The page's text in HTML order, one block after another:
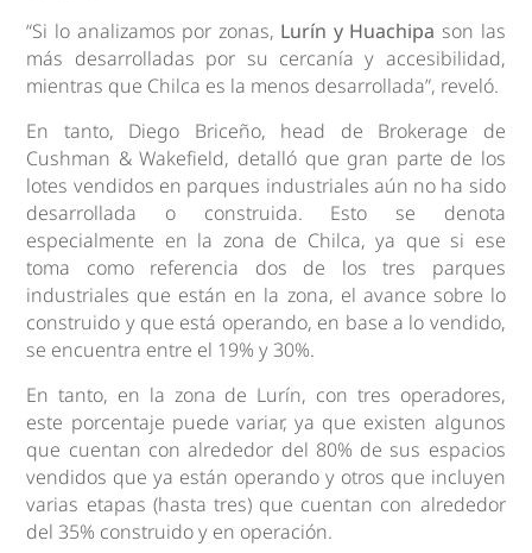
“Si lo analizamos por zonas, Lurín y Huachipason las
más desarrolladas por su cercanía y accesibilidad,
mientras que Chilca es la menos desarrollada”, reveló.
En tanto, Diego Briceño, head de Brokerage de
Cushman & Wakefield, detalló que gran parte de los
lotes vendidos en parques industriales aún no ha sido
desarrollada o construida. Esto se denota
especialmente en la zona de Chilca, ya que si ese
toma como referencia dos de los tres parques
industriales que están en la zona, el avance sobre lo
construido y que está operando, en base a lo vendido,
se encuentra entre el 19% y 30%.
En tanto, en la zona de Lurín, con tres operadores,
este porcentaje puede variar, ya que existen algunos
que cuentan con alrededor del 80% de sus espacios
vendidos que ya están operando y otros que incluyen
varias etapas (hasta tres) que cuentan con alrededor
del 35% construido y en operación.